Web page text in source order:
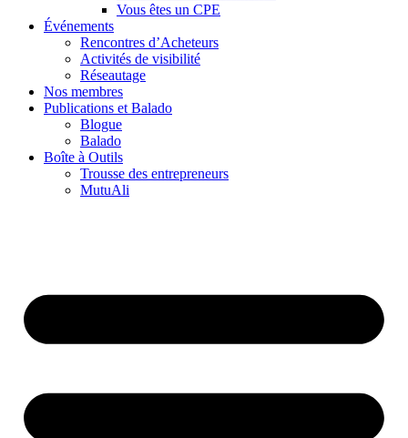
Vous êtes un CPE
Événements
Rencontres d’Acheteurs
Activités de visibilité
Réseautage
Nos membres
Publications et Balado
Blogue
Balado
Boîte à Outils
Trousse des entrepreneurs
MutuAli